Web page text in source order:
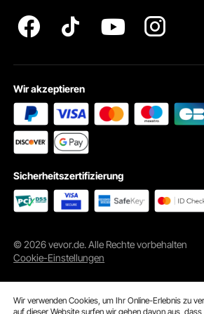
Wir akzeptieren
Sicherheitszertifizierung
© 2026 vevor.de. Alle Rechte vorbehalten
Cookie-Einstellungen
Wir verwenden Cookies, um Ihr Online-Erlebnis zu
auf dieser Website surfen,wir gehen davon aus, dass